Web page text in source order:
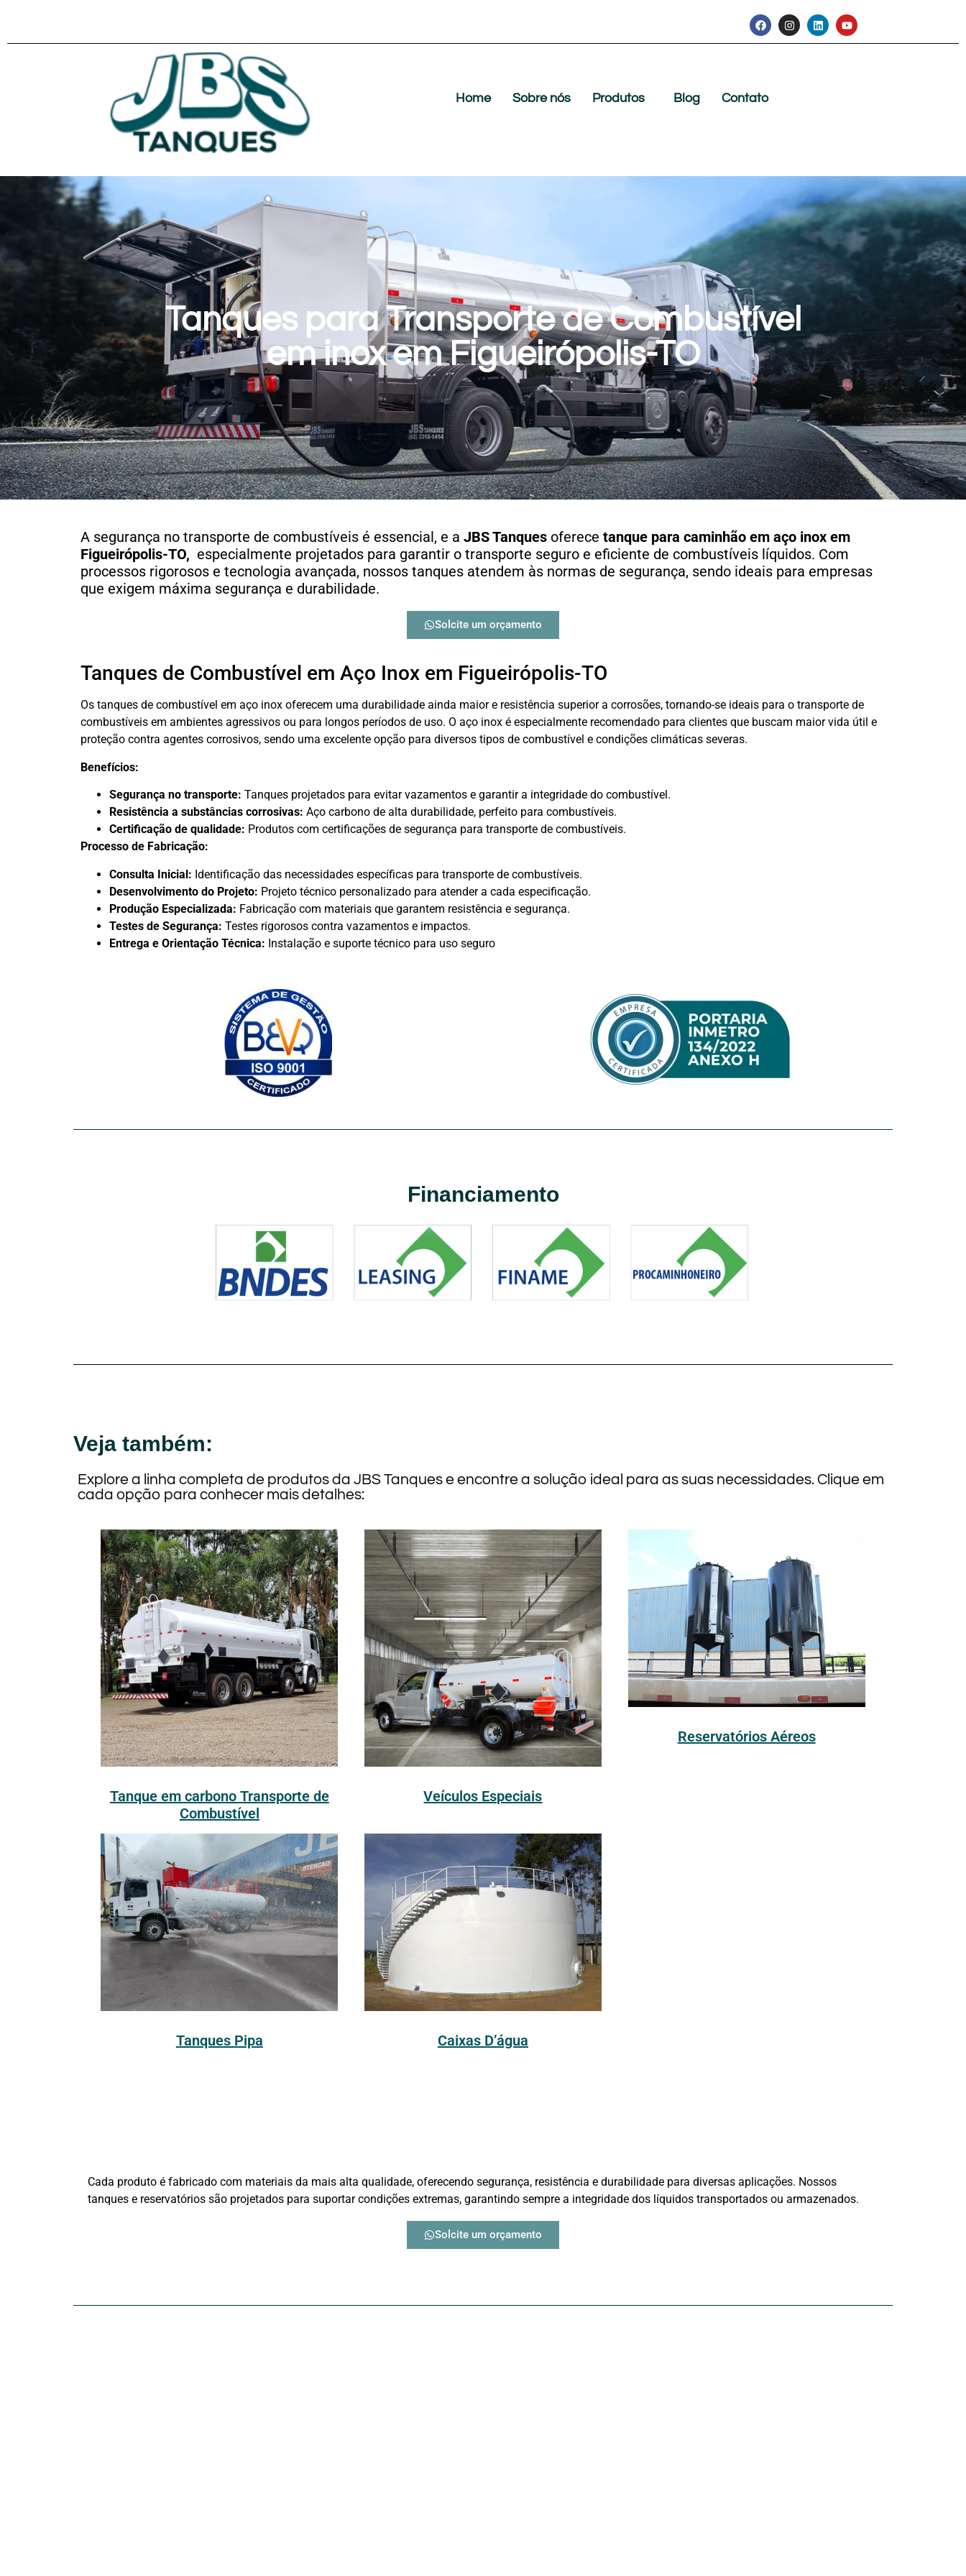
Home Sobre nós Produtos Blog Contato
Tanques para Transporte de Combustível
em inox em Figueirópolis-TO
A segurança no transporte de combustíveis é essencial, e a JBS Tanques oferece tanque para caminhão em aço inox em
Figueirópolis-TO, especialmente projetados para garantir o transporte seguro e eficiente de combustíveis líquidos. Com
processos rigorosos e tecnologia avançada, nossos tanques atendem às normas de segurança, sendo ideais para empresas
que exigem máxima segurança e durabilidade.
Solcite um orçamento
Tanques de Combustível em Aço Inox em Figueirópolis-TO
Os tanques de combustível em aço inox oferecem uma durabilidade ainda maior e resistência superior a corrosões, tornando-se ideais para o transporte de
combustíveis em ambientes agressivos ou para longos períodos de uso. O aço inox é especialmente recomendado para clientes que buscam maior vida útil e
proteção contra agentes corrosivos, sendo uma excelente opção para diversos tipos de combustível e condições climáticas severas.
Benefícios:
Segurança no transporte: Tanques projetados para evitar vazamentos e garantir a integridade do combustível.
Resistência a substâncias corrosivas: Aço carbono de alta durabilidade, perfeito para combustíveis.
Certificação de qualidade: Produtos com certificações de segurança para transporte de combustíveis.
Processo de Fabricação:
Consulta Inicial: Identificação das necessidades específicas para transporte de combustíveis.
Desenvolvimento do Projeto: Projeto técnico personalizado para atender a cada especificação.
Produção Especializada: Fabricação com materiais que garantem resistência e segurança.
Testes de Segurança: Testes rigorosos contra vazamentos e impactos.
Entrega e Orientação Técnica: Instalação e suporte técnico para uso seguro
Financiamento
Veja também:
Explore a linha completa de produtos da JBS Tanques e encontre a solução ideal para as suas necessidades. Clique em
cada opção para conhecer mais detalhes:
Tanque em carbono Transporte de
Combustível
Veículos Especiais
Reservatórios Aéreos
Tanques Pipa Caixas D’água
Cada produto é fabricado com materiais da mais alta qualidade, oferecendo segurança, resistência e durabilidade para diversas aplicações. Nossos
tanques e reservatórios são projetados para suportar condições extremas, garantindo sempre a integridade dos líquidos transportados ou armazenados.
Solcite um orçamento